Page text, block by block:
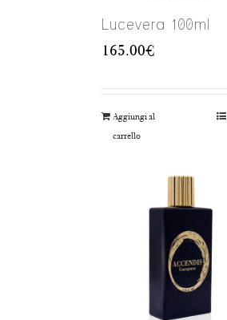
Lucevera 100ml
165.00€
Aggiungi al
carrello